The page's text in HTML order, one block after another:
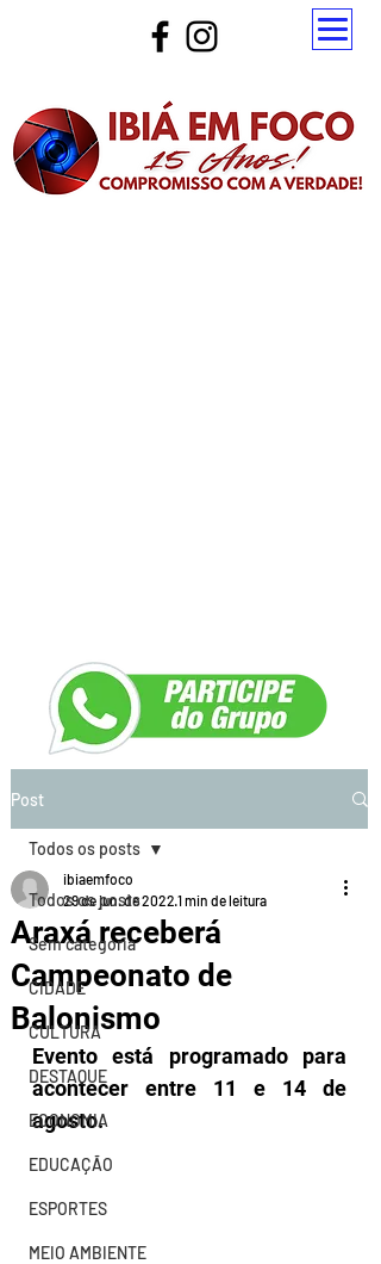
Post
Todos os posts
Sem categoria
CIDADE
CULTURA
DESTAQUE
ECONOMIA
EDUCAÇÃO
ESPORTES
MEIO AMBIENTE
Todos os posts
Araxá receberá
Campeonato de
Balonismo
ibiaemfoco
29 de jun. de 2022 1 min de leitura
Evento está programado para
acontecer entre 11 e 14 de
agosto.